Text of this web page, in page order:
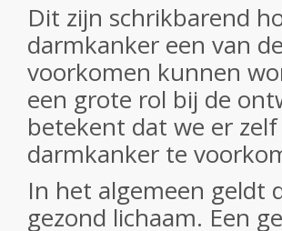
Dit zijn schrikbarend
darmkanker een van
voorkomen kunnen
een grote rol bij de
betekent dat we er
darmkanker te
In het algemeen geldt
gezond lichaam. Een